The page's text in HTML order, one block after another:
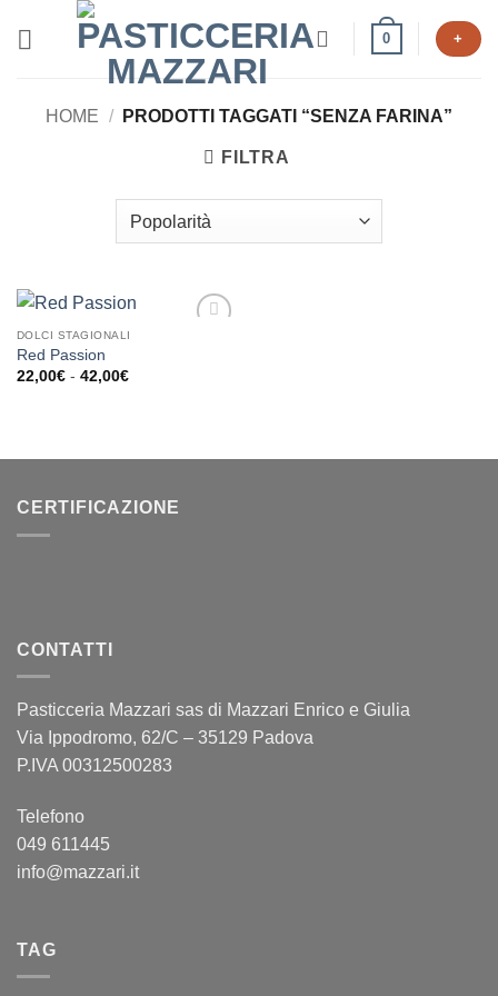
0 +
HOME / PRODOTTI TAGGATI “SENZA FARINA”
FILTRA
DOLCI STAGIONALI
Red Passion
22,00€ - 42,00€Fascia
42,00€
CERTIFICAZIONE
CONTATTI
Pasticceria Mazzari sas di Mazzari Enrico e Giulia
Via Ippodromo, 62/C – 35129 Padova
P.IVA 00312500283
Telefono
049 611445
info@mazzari.it
TAG